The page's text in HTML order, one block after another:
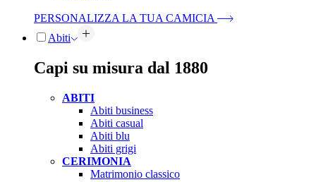
PERSONALIZZA LA TUA CAMICIA
Abiti
Capi su misura dal 1880
ABITI
Abiti business
Abiti casual
Abiti blu
Abiti grigi
CERIMONIA
Matrimonio classico